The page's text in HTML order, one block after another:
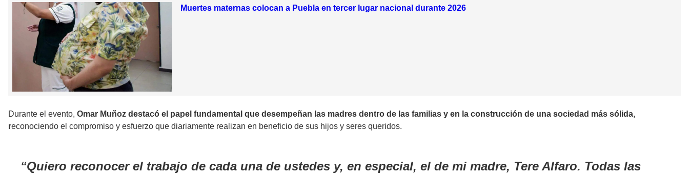
Muertes maternas colocan a Puebla en tercer lugar nacional durante 2026
Durante el evento, Omar Muñoz destacó el papel fundamental que desempeñan las madres dentro de las familias y en la construcción de una sociedad más sólida,
reconociendo el compromiso y esfuerzo que diariamente realizan en beneficio de sus hijos y seres queridos.
Quiero reconocer el trabajo de cada una de ustedes y, en especial, el de mi madre, Tere Alfaro. Todas las